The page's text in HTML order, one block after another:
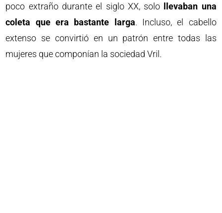
poco extraño durante el siglo XX, solo llevaban una
coleta que era bastante larga. Incluso, el cabello
extenso se convirtió en un patrón entre todas las
mujeres que componían la sociedad Vril.